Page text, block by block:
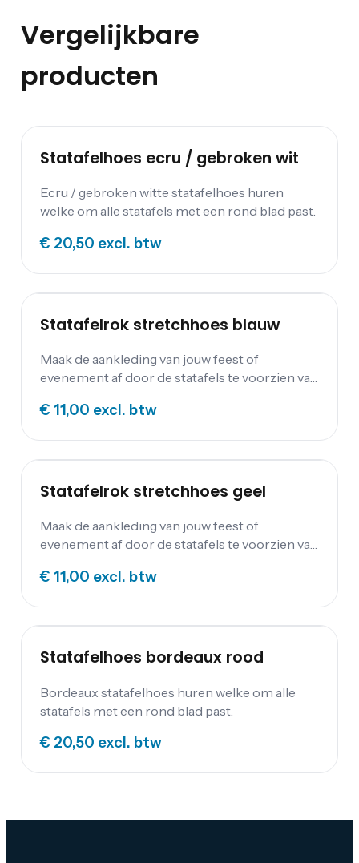
Vergelijkbare
producten
Statafelhoes ecru / gebroken wit
Ecru / gebroken witte statafelhoes huren
welke om alle statafels met een rond blad past.
€ 20,50 excl. btw
Statafelrok stretchhoes blauw
Maak de aankleding van jouw feest of
evenement af door de statafels te voorzien van
gemaakt van een stretch kwaliteit. Doordat het
statafelhoes past om inklapbare statafels met
een (standaard) hoogte van 110cm of 115cm en
een doorsnede van 80 tot 85cm.
€ 11,00 excl. btw
Statafelrok stretchhoes geel
Maak de aankleding van jouw feest of
evenement af door de statafels te voorzien van
gemaakt van een stretch kwaliteit. Doordat het
statafelhoes past om inklapbare statafels met
een doorsnede van 80 tot 85c.
€ 11,00 excl. btw
Statafelhoes bordeaux rood
Bordeaux statafelhoes huren welke om alle
statafels met een rond blad past.
€ 20,50 excl. btw